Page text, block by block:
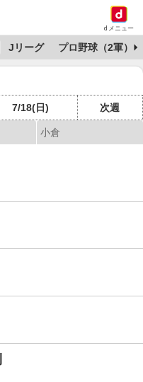
dメニュー
Jリーグ プロ野球（2軍）
7/18(日) 次週
小倉